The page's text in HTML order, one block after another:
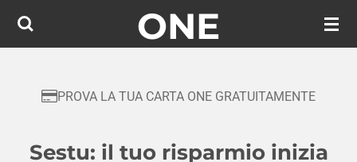
Vai
ONE
PROVA LA TUA CARTA ONE GRATUITAMENTE
Sestu: il tuo risparmio inizia